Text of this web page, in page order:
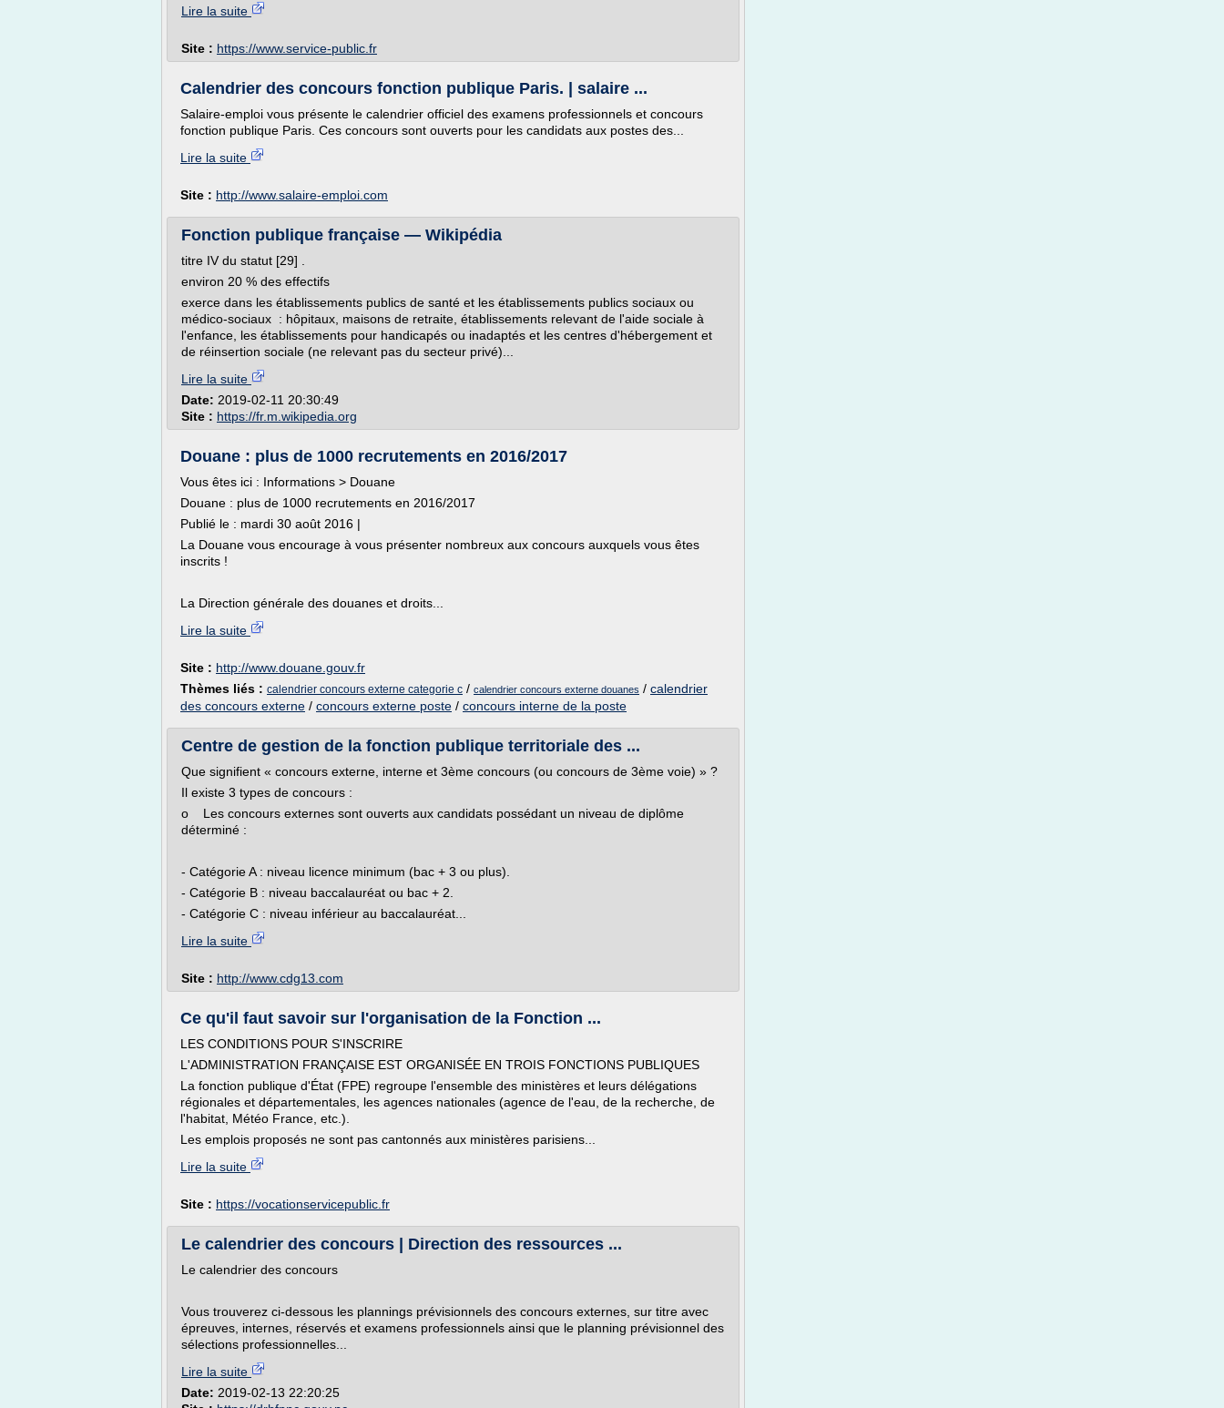
Lire la suite
Site : https://www.service-public.fr
Calendrier des concours fonction publique Paris. | salaire ...
Salaire-emploi vous présente le calendrier officiel des examens professionnels et concours
fonction publique Paris. Ces concours sont ouverts pour les candidats aux postes des...
Lire la suite
Site : http://www.salaire-emploi.com
Fonction publique française — Wikipédia
titre IV du statut [29] .
environ 20 % des effectifs
exerce dans les établissements publics de santé et les établissements publics sociaux ou
médico-sociaux : hôpitaux, maisons de retraite, établissements relevant de l'aide sociale à
l'enfance, les établissements pour handicapés ou inadaptés et les centres d'hébergement et
de réinsertion sociale (ne relevant pas du secteur privé)...
Lire la suite
Date: 2019-02-11 20:30:49
Site : https://fr.m.wikipedia.org
Douane : plus de 1000 recrutements en 2016/2017
Vous êtes ici : Informations > Douane
Douane : plus de 1000 recrutements en 2016/2017
Publié le : mardi 30 août 2016 |
La Douane vous encourage à vous présenter nombreux aux concours auxquels vous êtes
inscrits !
La Direction générale des douanes et droits...
Lire la suite
Site : http://www.douane.gouv.fr
Thèmes liés : calendrier concours externe categorie c / calendrier concours externe douanes / calendrier
des concours externe / concours externe poste / concours interne de la poste
Centre de gestion de la fonction publique territoriale des ...
Que signifient « concours externe, interne et 3ème concours (ou concours de 3ème voie) » ?
Il existe 3 types de concours :
o Les concours externes sont ouverts aux candidats possédant un niveau de diplôme
déterminé :
- Catégorie A : niveau licence minimum (bac + 3 ou plus).
- Catégorie B : niveau baccalauréat ou bac + 2.
- Catégorie C : niveau inférieur au baccalauréat...
Lire la suite
Site : http://www.cdg13.com
Ce qu'il faut savoir sur l'organisation de la Fonction ...
LES CONDITIONS POUR S'INSCRIRE
L'ADMINISTRATION FRANÇAISE EST ORGANISÉE EN TROIS FONCTIONS PUBLIQUES
La fonction publique d'État (FPE) regroupe l'ensemble des ministères et leurs délégations
régionales et départementales, les agences nationales (agence de l'eau, de la recherche, de
l'habitat, Météo France, etc.).
Les emplois proposés ne sont pas cantonnés aux ministères parisiens...
Lire la suite
Site : https://vocationservicepublic.fr
Le calendrier des concours | Direction des ressources ...
Le calendrier des concours
Vous trouverez ci-dessous les plannings prévisionnels des concours externes, sur titre avec
épreuves, internes, réservés et examens professionnels ainsi que le planning prévisionnel des
sélections professionnelles...
Lire la suite
Date: 2019-02-13 22:20:25